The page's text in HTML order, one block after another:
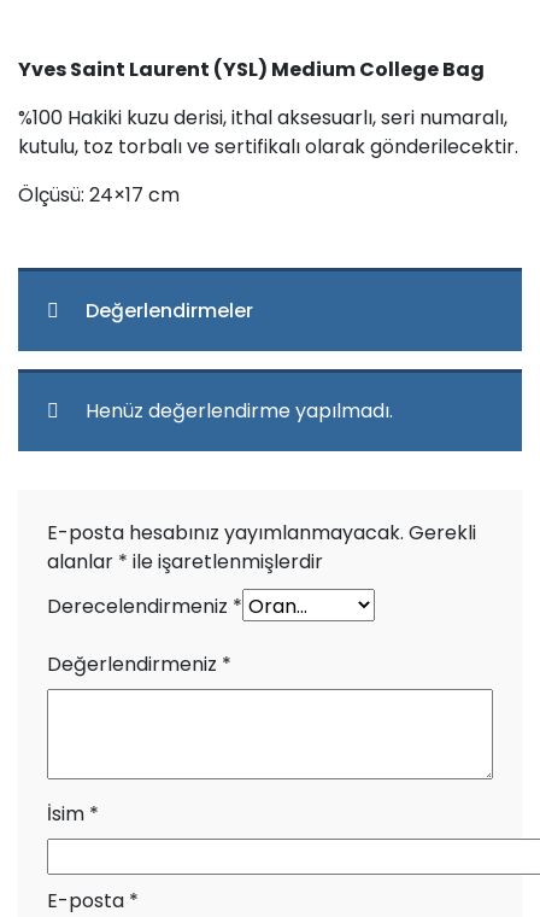
Yves Saint Laurent (YSL) Medium College Bag
%100 Hakiki kuzu derisi, ithal aksesuarlı, seri numaralı,
kutulu, toz torbalı ve sertifikalı olarak gönderilecektir.
Ölçüsü: 24×17 cm
Değerlendirmeler
Henüz değerlendirme yapılmadı.
E-posta hesabınız yayımlanmayacak. Gerekli
alanlar * ile işaretlenmişlerdir
Derecelendirmeniz *
Değerlendirmeniz *
İsim *
E-posta *